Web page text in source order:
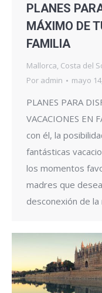
PLANES
MÁXIMO DE
FAMILIA
Mallorca, Costa del
Por admin mayo
PLANES PARA
VACACIONES EN
con él, la
fantásticas
los momentos
madres que
desconexión de